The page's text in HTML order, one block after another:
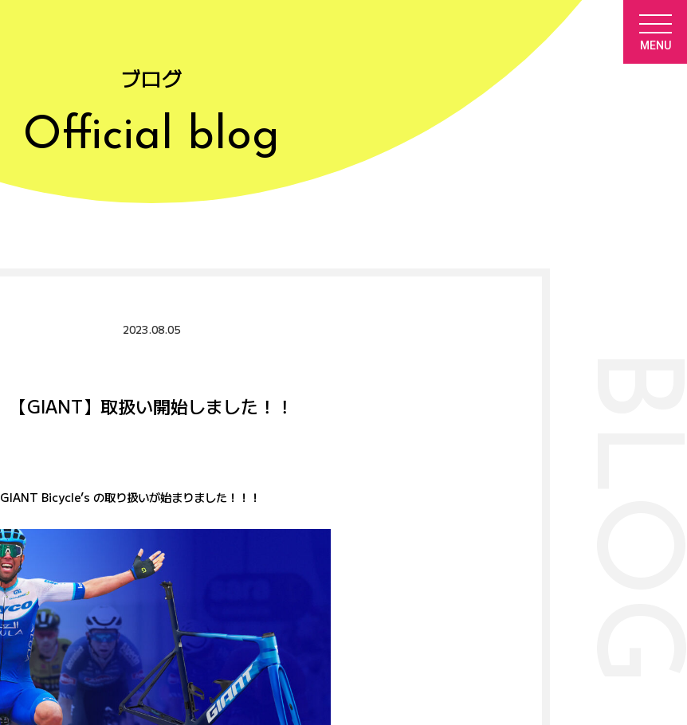
ブログ
Official blog
2023.08.05
【GIANT】取扱い開始しました！！
GIANT Bicycle’s の取り扱いが始まりました！！！